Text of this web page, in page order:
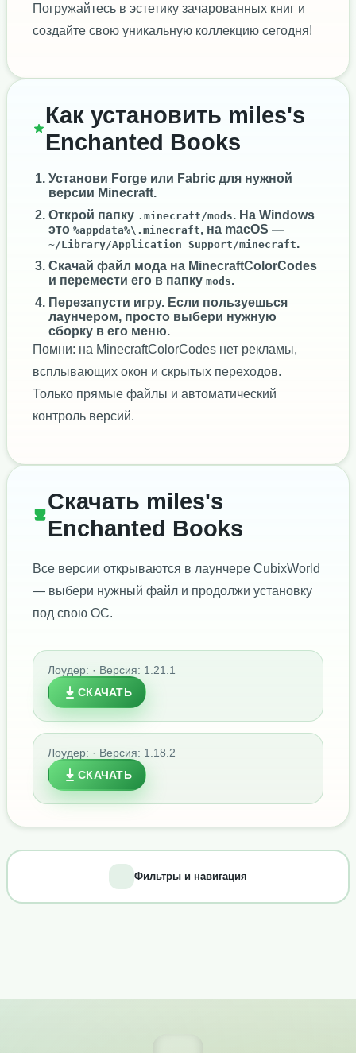
Погружайтесь в эстетику зачарованных книг и
создайте свою уникальную коллекцию сегодня!
Как установить miles's
Enchanted Books
Установи Forge или Fabric для нужной
версии Minecraft.
Открой папку .minecraft/mods. На Windows
это %appdata%\.minecraft, на macOS —
~/Library/Application Support/minecraft.
Скачай файл мода на MinecraftColorCodes
и перемести его в папку mods.
Перезапусти игру. Если пользуешься
лаунчером, просто выбери нужную
сборку в его меню.
Помни: на MinecraftColorCodes нет рекламы,
всплывающих окон и скрытых переходов.
Только прямые файлы и автоматический
контроль версий.
Скачать miles's
Enchanted Books
Все версии открываются в лаунчере CubixWorld
— выбери нужный файл и продолжи установку
под свою ОС.
Лоудер: · Версия: 1.21.1
СКАЧАТЬ
Лоудер: · Версия: 1.18.2
СКАЧАТЬ
Фильтры и навигация